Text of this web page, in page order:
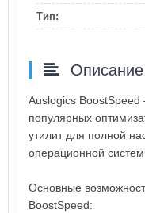
Тип:
Описание
Auslogics
популярных
утилит для полной
операционной
Основные
BoostSpeed: